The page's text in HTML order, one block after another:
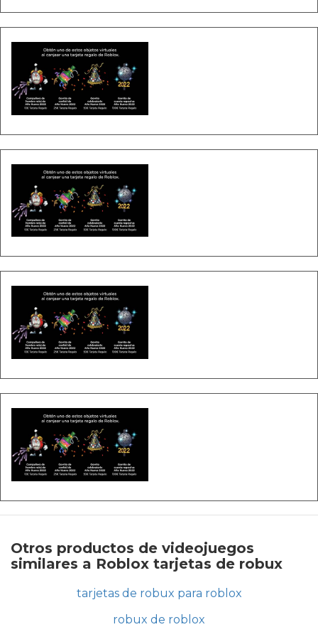
Otros productos de videojuegos
similares a Roblox tarjetas de robux
tarjetas de robux para roblox
robux de roblox